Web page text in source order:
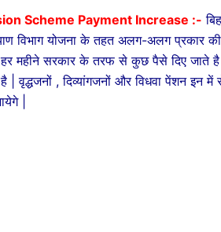
Scheme Payment Increase :-
विभाग योजना के तहत अलग-अलग प्रकार
हर महीने सरकार के तरफ से कुछ पैसे दिए
है | वृद्धजनों , दिव्यांगजनों और विधवा पेंशन
|